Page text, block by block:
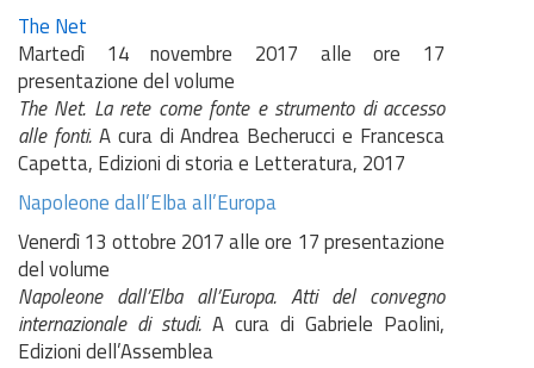
The Net
Martedì 14 novembre 2017 alle ore 17
presentazione del volume
The Net. La rete come fonte e strumento di accesso
alle fonti.A cura di Andrea Becherucci e Francesca
Capetta, Edizioni di storia e Letteratura, 2017
Napoleone dall’Elba all’Europa
Venerdì 13 ottobre 2017 alle ore 17 presentazione
del volume
Napoleone dall’Elba all’Europa. Atti del convegno
internazionale di studi. A cura di Gabriele Paolini,
Edizioni dell’Assemblea